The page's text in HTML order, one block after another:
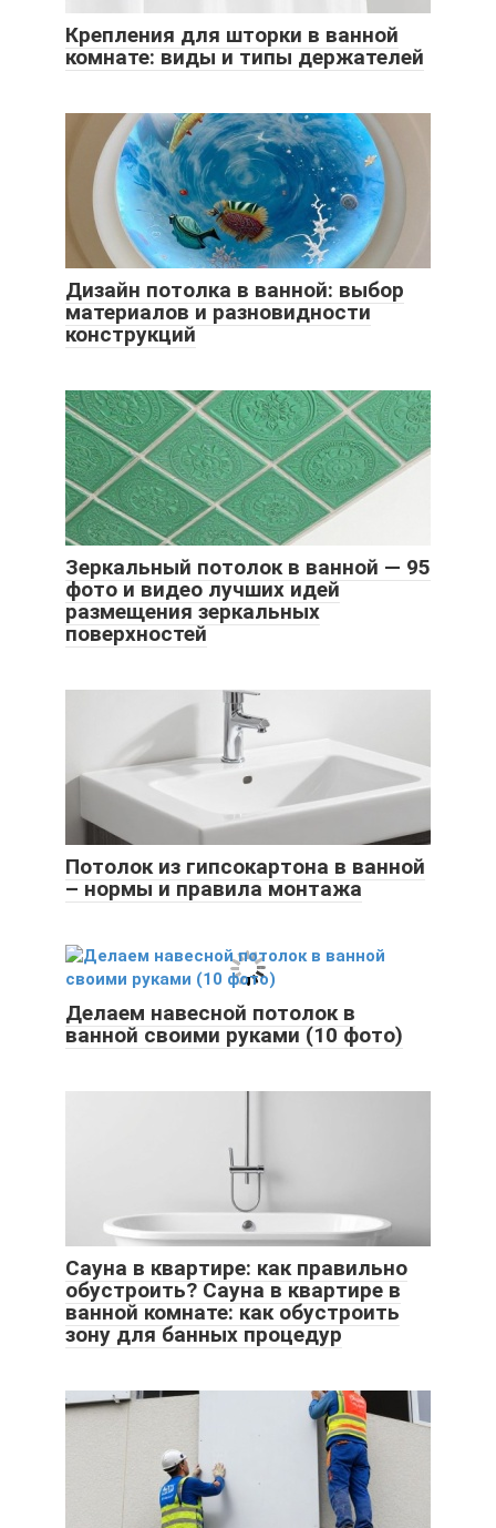
Крепления для шторки в ванной
комнате: виды и типы держателей
Дизайн потолка в ванной: выбор
материалов и разновидности
конструкций
Зеркальный потолок в ванной — 95
фото и видео лучших идей
размещения зеркальных
поверхностей
Потолок из гипсокартона в ванной
– нормы и правила монтажа
Делаем навесной потолок в
ванной своими руками (10 фото)
Сауна в квартире: как правильно
обустроить? Сауна в квартире в
ванной комнате: как обустроить
зону для банных процедур